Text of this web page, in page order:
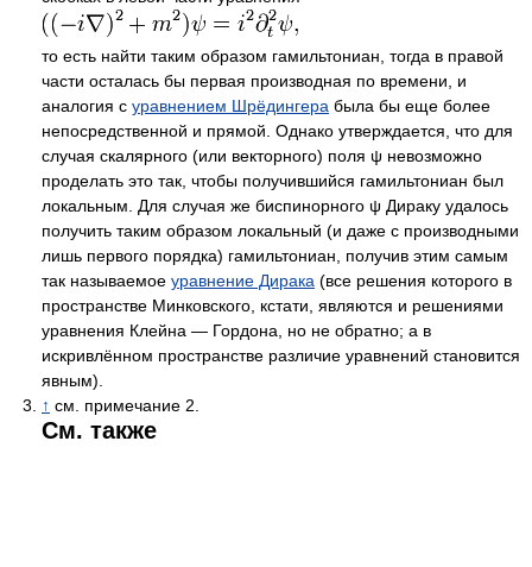
то есть найти таким образом гамильтониан, тогда в правой
части осталась бы первая производная по времени, и
аналогия с уравнением Шрёдингера была бы еще более
непосредственной и прямой. Однако утверждается, что для
случая скалярного (или векторного) поля ψ невозможно
проделать это так, чтобы получившийся гамильтониан был
локальным. Для случая же биспинорного ψ Дираку удалось
получить таким образом локальный (и даже с производными
лишь первого порядка) гамильтониан, получив этим самым
так называемое уравнение Дирака (все решения которого в
пространстве Минковского, кстати, являются и решениями
уравнения Клейна — Гордона, но не обратно; а в
искривлённом пространстве различие уравнений становится
явным).
↑ см. примечание 2.
См. также